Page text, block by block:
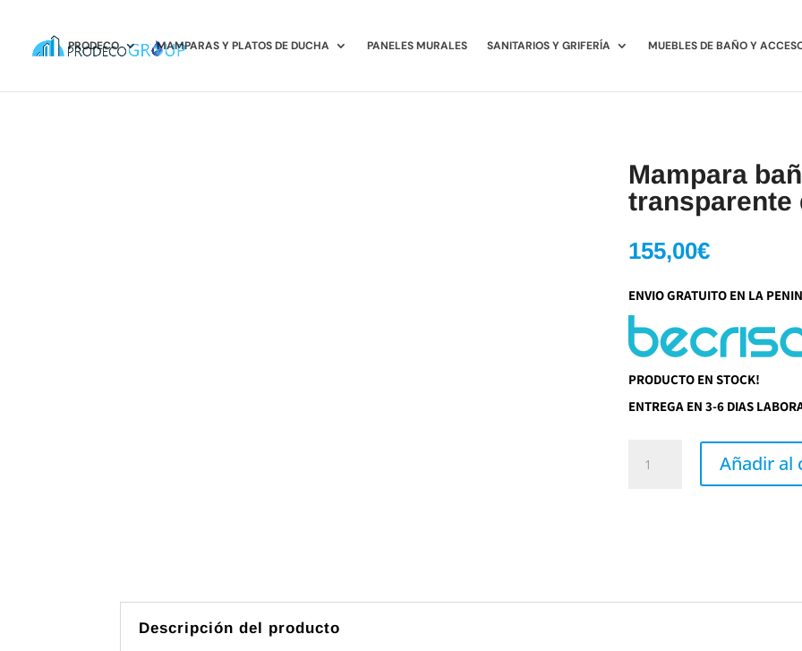
PRODECO MAMPARAS Y PLATOS DE DUCHA PANELES MURALES SANITARIOS Y GRIFERÍA MUEBLES DE BAÑO Y
Mampara
transparente
155,00€
ENVIO GRATUITO EN LA
PRODUCTO EN STOCK!
ENTREGA EN 3-6 DIAS
bañera
SCREEN Añadir al
Descripción del producto